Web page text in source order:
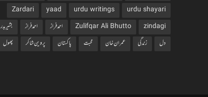
urdu shayari
urdu writings
yaad
Zardari
zindagi
Zulifqar Ali Bhutto احمد فراز احمدفراز
بشیربدر
دل
زندگی عمران خان محبت پاکستان پروین شاکر پھول